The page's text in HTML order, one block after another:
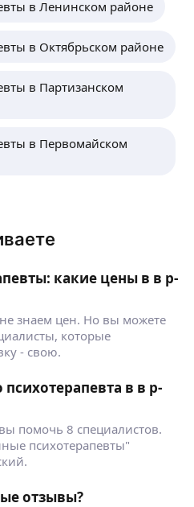
в Ленинском районе
в Октябрьском районе
в Партизанском
в Первомайском
какие цены в в р-
знаем цен. Но вы можете
которые
- свою.
в в р-
помочь 8 специалистов.
психотерапевты"
отзывы?